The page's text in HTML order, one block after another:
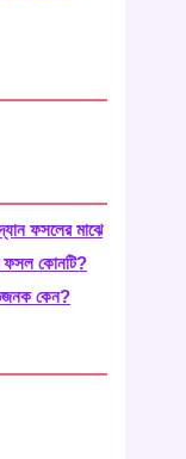
ফসলের মাঝে
ফসল কোনটি?
কেন?